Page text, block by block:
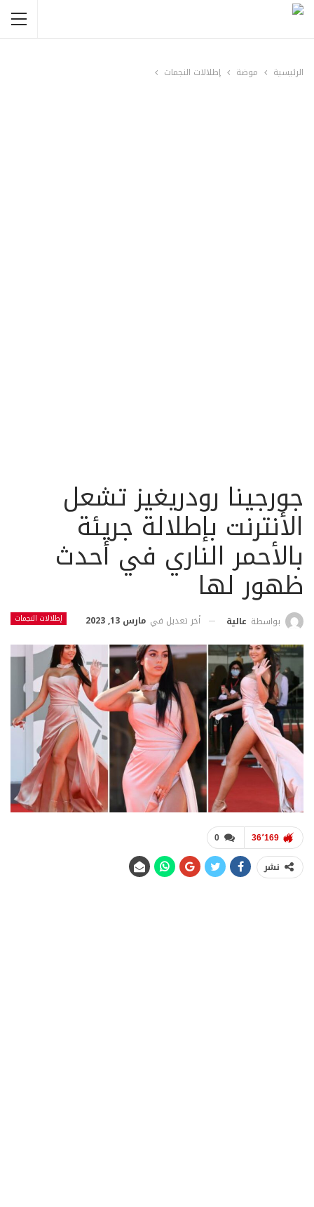
الرئيسية موضة إطلالات النجمات
جورجينا رودريغيز تشعل
الأنترنت بإطلالة جريئة
بالأحمر الناري في أحدث
ظهور لها
إطلالات النجمات بواسطة عالية أخر تعديل في مارس 13, 2023
0 36٬169
نشر